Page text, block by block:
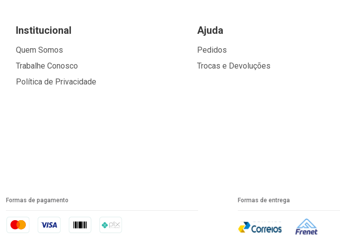
Institucional
Quem Somos
Trabalhe Conosco
Política de Privacidade
Ajuda
Pedidos
Trocas e Devoluções
Formas de pagamento Formas de entrega